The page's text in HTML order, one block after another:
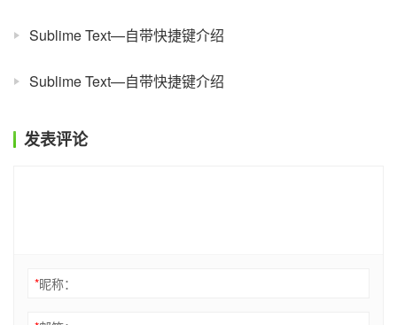
Sublime Text—自带快捷键介绍
Sublime Text—自带快捷键介绍
发表评论
*昵称：